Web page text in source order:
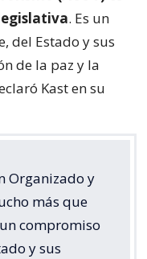
. Es un
del Estado y sus
de la paz y la
Kast en su
Organizado y
más que
compromiso
y sus